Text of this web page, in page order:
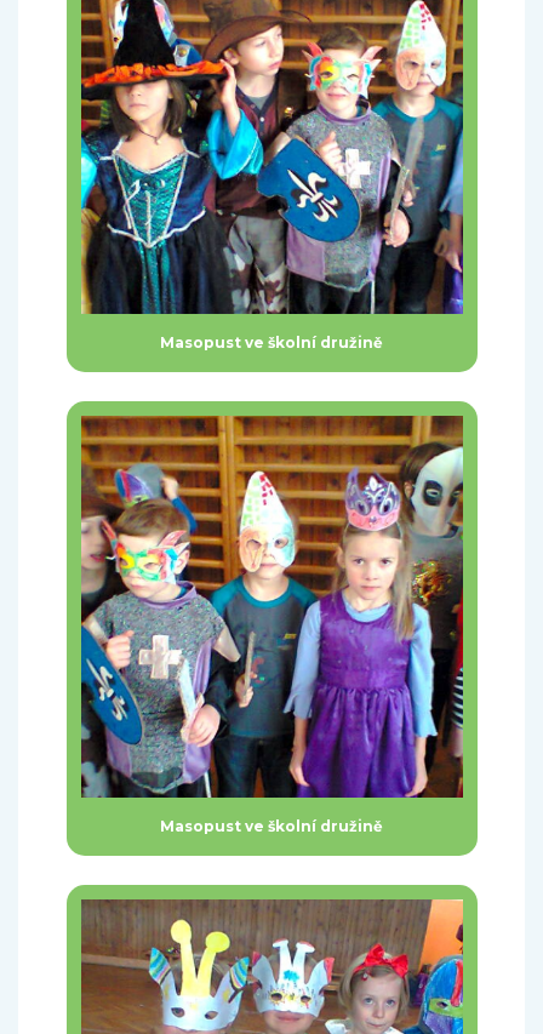
Masopust ve školní družině
Masopust ve školní družině